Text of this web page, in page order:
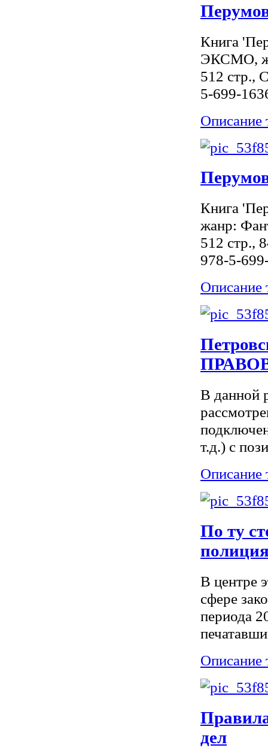
Книга
ЭКСМО,
512 стр.,
5-699-
Описание
Книга
жанр:
512 стр.,
978-5-
Описание
В данной
т.д.) с
Описание
По ту
В центре
сфере
периода
Описание
дел